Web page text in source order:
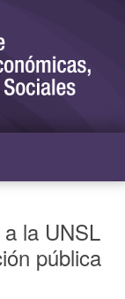
la UNSL
pública